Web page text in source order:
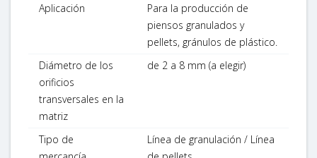
Aplicación
Para la producción de
piensos granulados y
pellets, gránulos de plástico.
Diámetro de los
orificios
transversales en la
matriz
de 2 a 8 mm (a elegir)
Tipo de
Línea de granulación / Línea